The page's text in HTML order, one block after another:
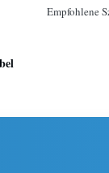
Empfohlene